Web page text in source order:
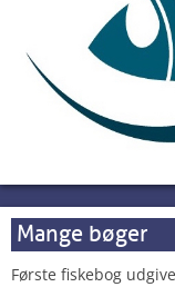
Mange bøger
Første fiskebog